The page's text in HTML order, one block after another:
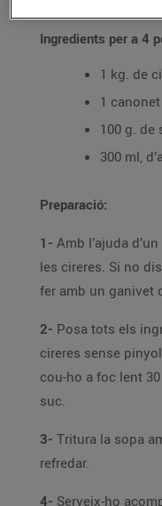
Ingredients per a 4
1 kg. de
1
100 g. de
300 ml,
Preparació:
1- Amb l’ajuda
les cireres. Si no
2- Posa tots els
cireres sense
cou-ho a foc lent 30 min, fins que les cireres suïn el
suc.
3- Tritura la sopa
refredar.
4- Serveix-ho